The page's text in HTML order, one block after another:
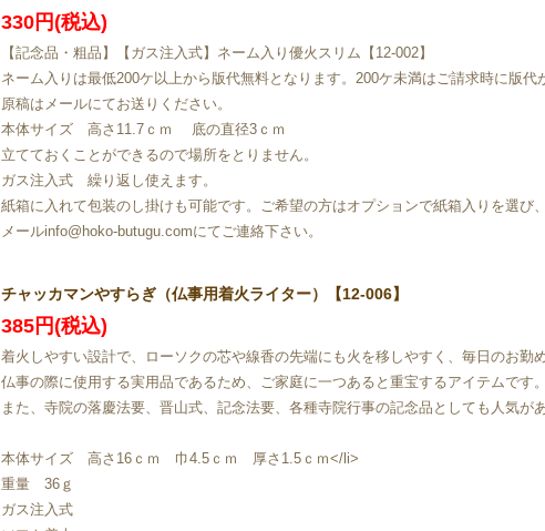
330円(税込)
【記念品・粗品】【ガス注入式】ネーム入り優火スリム【12-002】
ネーム入りは最低200ケ以上から版代無料となります。200ケ未満はご請求時に版代
原稿はメールにてお送りください。
本体サイズ 高さ11.7ｃｍ 底の直径3ｃｍ
立てておくことができるので場所をとりません。
ガス注入式 繰り返し使えます。
紙箱に入れて包装のし掛けも可能です。ご希望の方はオプションで紙箱入りを選び、
メールinfo@hoko-butugu.comにてご連絡下さい。
チャッカマンやすらぎ（仏事用着火ライター）【12-006】
385円(税込)
着火しやすい設計で、ローソクの芯や線香の先端にも火を移しやすく、毎日のお勤
仏事の際に使用する実用品であるため、ご家庭に一つあると重宝するアイテムです。
また、寺院の落慶法要、晋山式、記念法要、各種寺院行事の記念品としても人気があ
本体サイズ 高さ16ｃｍ 巾4.5ｃｍ 厚さ1.5ｃｍ</li>
重量 36ｇ
ガス注入式